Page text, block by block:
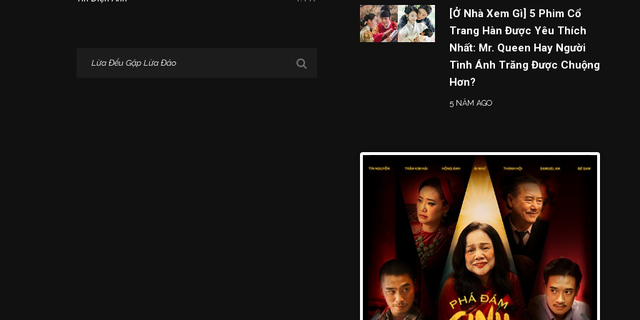
[Ở Nhà Xem Gì] 5 Phim Cổ
Trang Hàn Được Yêu Thích
Nhất: Mr. Queen Hay Người
Tình Ánh Trăng Được Chuộng
Hơn?
5 NĂM AGO